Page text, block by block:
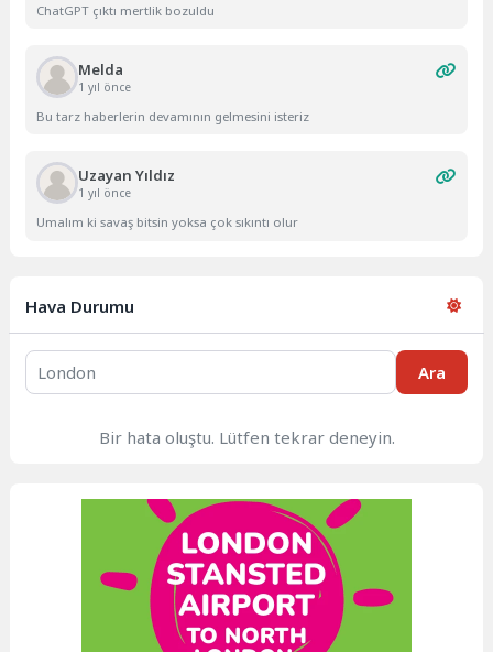
ChatGPT çıktı mertlik bozuldu
Melda
1 yıl önce
Bu tarz haberlerin devamının gelmesini isteriz
Uzayan Yıldız
1 yıl önce
Umalım ki savaş bitsin yoksa çok sıkıntı olur
Hava Durumu
Ara
Bir hata oluştu. Lütfen tekrar deneyin.